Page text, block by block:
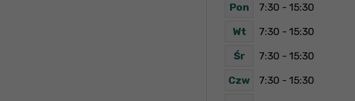
Pon 7:30 - 15:30
Wt 7:30 - 15:30
Śr 7:30 - 15:30
Czw 7:30 - 15:30